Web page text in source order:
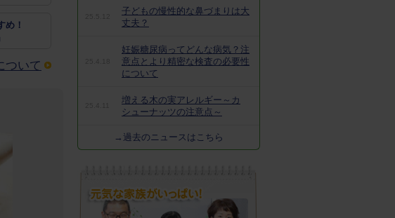
め！
ついて
子どもの慢性的な鼻づまりは大
丈夫？
妊娠糖尿病ってどんな病気？注
意点とより精密な検査の必要性
について
増える木の実アレルギー～カ
シューナッツの注意点～
→過去のニュースはこちら